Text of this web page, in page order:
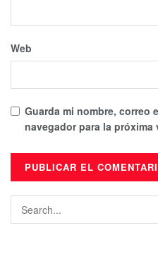
Web
Guarda mi nombre, correo
navegador para la próxima